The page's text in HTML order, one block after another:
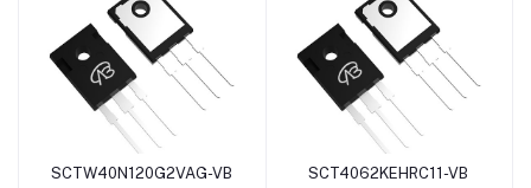
1.7V
50A
40A
添加到购物车
SCTW40N120G2VAG-VB 添加到购物车
SCT4062KEHRC11-VB